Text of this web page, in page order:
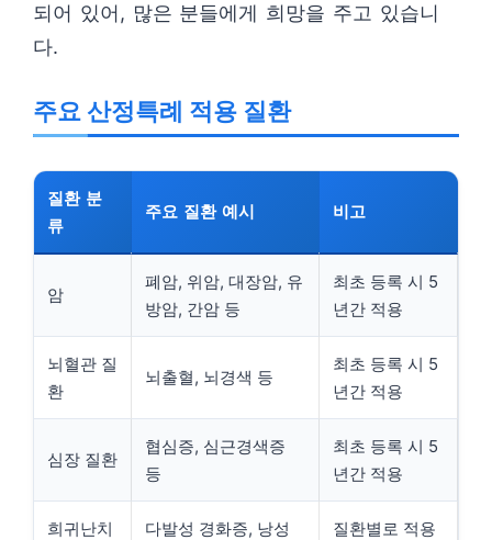
되어 있어, 많은 분들에게 희망을 주고 있습니
다.
주요 산정특례 적용 질환
질환 분
류
주요 질환 예시 비고
암
폐암, 위암, 대장암, 유
방암, 간암 등
최초 등록 시 5
년간 적용
뇌혈관 질
환
뇌출혈, 뇌경색 등
최초 등록 시 5
년간 적용
심장 질환
협심증, 심근경색증
등
최초 등록 시 5
년간 적용
희귀난치
다발성 경화증, 낭성
질환별로 적용